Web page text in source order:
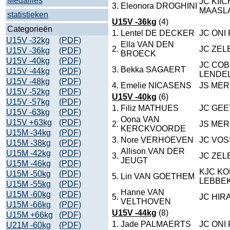
statistieken
Categorieën
U15V -32kg
(PDF)
U15V -36kg
(PDF)
U15V -40kg
(PDF)
U15V -44kg
(PDF)
U15V -48kg
(PDF)
U15V -52kg
(PDF)
U15V -57kg
(PDF)
U15V -63kg
(PDF)
U15V +63kg
(PDF)
U15M -34kg
(PDF)
U15M -38kg
(PDF)
U15M -42kg
(PDF)
U15M -46kg
(PDF)
U15M -50kg
(PDF)
U15M -55kg
(PDF)
U15M -60kg
(PDF)
U15M -66kg
(PDF)
U15M +66kg
(PDF)
U21M -60kg
(PDF)
3. Eleonora DROGHINI
U15V -36kg (4)
1. Lentel DE DECKER JC ONI
2.
Ella VAN DEN
BROECK
JC
3. Bekka SAGAERT
JC
4. Emelie NICASENS
JS
U15V -40kg (6)
1. Filiz MATHUES
JC
2.
Oona VAN
KERCKVOORDE
JS
3. Nore VERHOEVEN
JC
3.
Allison VAN DER
JEUGT
JC
5. Lin VAN GOETHEM
KJC
5.
Hanne VAN
VELTHOVEN
JC
U15V -44kg (8)
1. Jade PALMAERTS
JC ONI